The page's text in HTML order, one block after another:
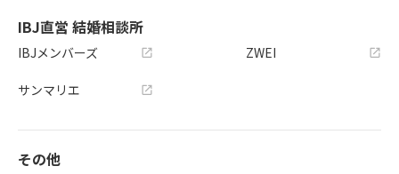
IBJ直営 結婚相談所
IBJメンバーズ
サンマリエ
ZWEI
その他